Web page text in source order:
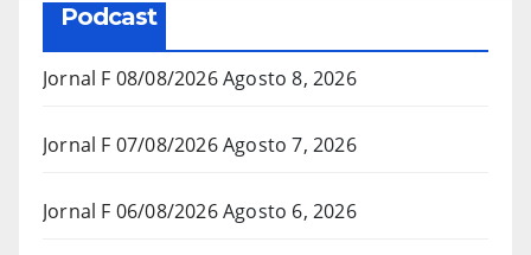
Podcast
Jornal F 08/08/2026Agosto 8, 2026
Jornal F 07/08/2026Agosto 7, 2026
Jornal F 06/08/2026Agosto 6, 2026